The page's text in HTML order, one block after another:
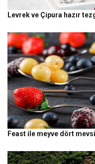
Levrek ve Çipura hazır
Feast ile meyve dört